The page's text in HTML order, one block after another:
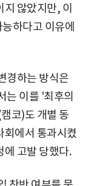
않았지만, 이
하다고 이유에
경하는 방식은
는 이를 '최후의
코)도 개별 동
회에서 통과시켰
에 고발 당했다.